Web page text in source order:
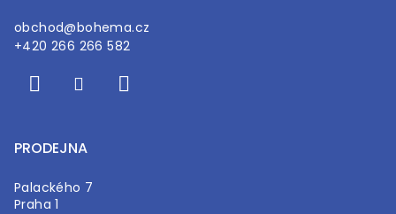
obchod@bohema.cz
+420 266 266 582
PRODEJNA
Palackého 7
Praha 1